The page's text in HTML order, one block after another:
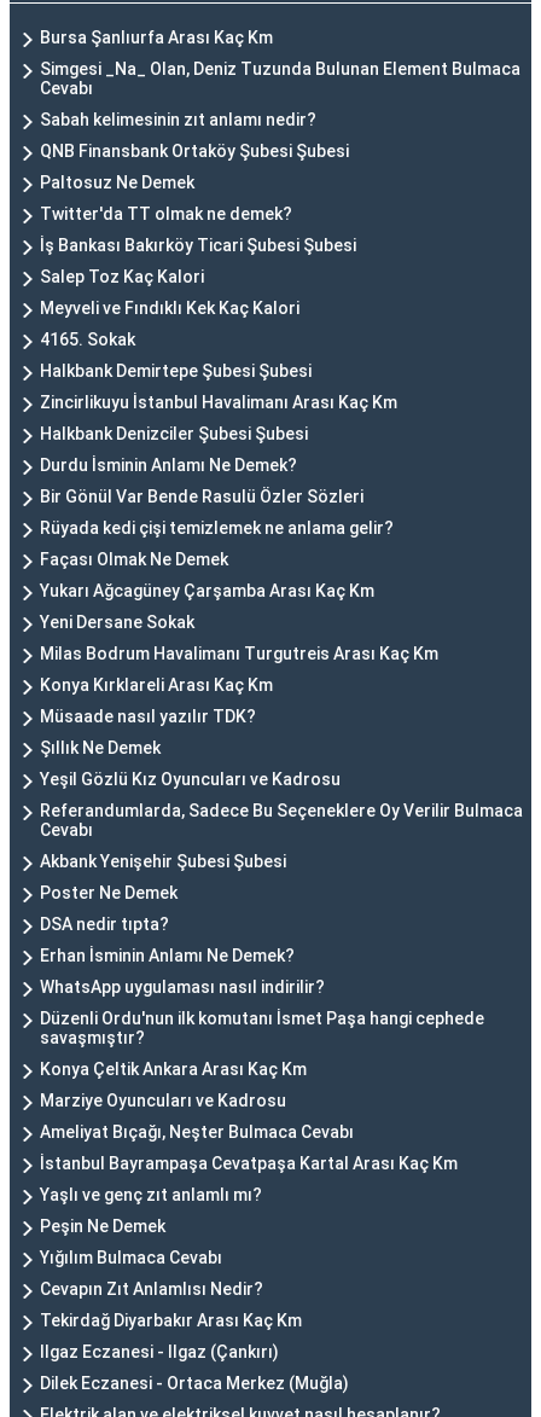
Bursa Şanlıurfa Arası Kaç Km
Simgesi _Na_ Olan, Deniz Tuzunda Bulunan Element Bulmaca
Cevabı
Sabah kelimesinin zıt anlamı nedir?
QNB Finansbank Ortaköy Şubesi Şubesi
Paltosuz Ne Demek
Twitter'da TT olmak ne demek?
İş Bankası Bakırköy Ticari Şubesi Şubesi
Salep Toz Kaç Kalori
Meyveli ve Fındıklı Kek Kaç Kalori
4165. Sokak
Halkbank Demirtepe Şubesi Şubesi
Zincirlikuyu İstanbul Havalimanı Arası Kaç Km
Halkbank Denizciler Şubesi Şubesi
Durdu İsminin Anlamı Ne Demek?
Bir Gönül Var Bende Rasulü Özler Sözleri
Rüyada kedi çişi temizlemek ne anlama gelir?
Façası Olmak Ne Demek
Yukarı Ağcagüney Çarşamba Arası Kaç Km
Yeni Dersane Sokak
Milas Bodrum Havalimanı Turgutreis Arası Kaç Km
Konya Kırklareli Arası Kaç Km
Müsaade nasıl yazılır TDK?
Şıllık Ne Demek
Yeşil Gözlü Kız Oyuncuları ve Kadrosu
Referandumlarda, Sadece Bu Seçeneklere Oy Verilir Bulmaca
Cevabı
Akbank Yenişehir Şubesi Şubesi
Poster Ne Demek
DSA nedir tıpta?
Erhan İsminin Anlamı Ne Demek?
WhatsApp uygulaması nasıl indirilir?
Düzenli Ordu'nun ilk komutanı İsmet Paşa hangi cephede
savaşmıştır?
Konya Çeltik Ankara Arası Kaç Km
Marziye Oyuncuları ve Kadrosu
Ameliyat Bıçağı, Neşter Bulmaca Cevabı
İstanbul Bayrampaşa Cevatpaşa Kartal Arası Kaç Km
Yaşlı ve genç zıt anlamlı mı?
Peşin Ne Demek
Yığılım Bulmaca Cevabı
Cevapın Zıt Anlamlısı Nedir?
Tekirdağ Diyarbakır Arası Kaç Km
Ilgaz Eczanesi - Ilgaz (Çankırı)
Dilek Eczanesi - Ortaca Merkez (Muğla)